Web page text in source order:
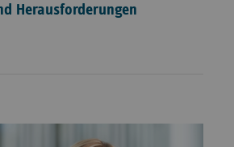
Herausforderungen